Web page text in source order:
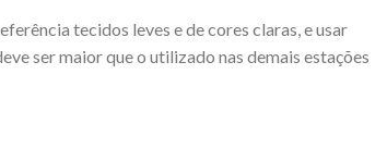
tecidos leves e de cores claras, e usar
ser maior que o utilizado nas demais estações